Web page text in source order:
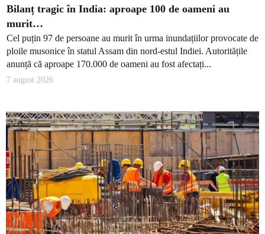
Bilanț tragic în India: aproape 100 de oameni au
murit…
Cel puțin 97 de persoane au murit în urma inundațiilor provocate de
ploile musonice în statul Assam din nord-estul Indiei. Autoritățile
anunță că aproape 170.000 de oameni au fost afectați...
7 august 2026